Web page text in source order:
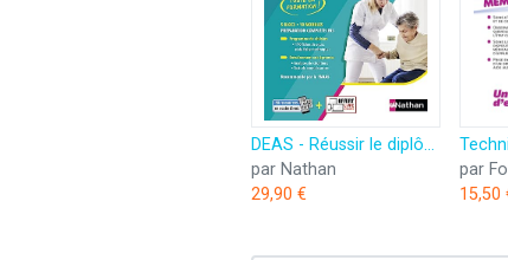
DEAS - Réussir le diplôme d'État d'Aide-soignant
par Nathan
29,90 €
par
15,50